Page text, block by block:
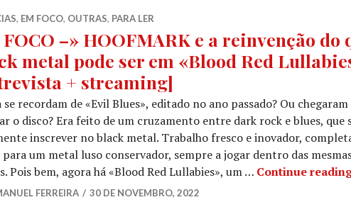
, EM FOCO, OUTRAS, PARA LER
–» HOOFMARK e a reinvenção do
metal pode ser em «Blood Red
+ streaming]
recordam de «Evil Blues», editado no ano passado? Ou chegaram
o disco? Era feito de um cruzamento entre dark rock e blues, que
inscrever no black metal. Trabalho fresco e inovador,
para um metal luso conservador, sempre a jogar dentro das
Pois bem, agora há «Blood Red Lullabies», um … Continue
FERREIRA 30 DE NOVEMBRO, 2022